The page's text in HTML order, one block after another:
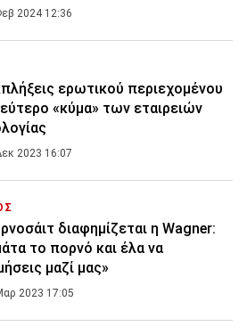
2024 12:36
ερωτικού περιεχομένου
«κύμα» των εταιρειών
2023 16:07
διαφημίζεται η Wagner:
το πορνό και έλα να
μαζί μας»
2023 17:05